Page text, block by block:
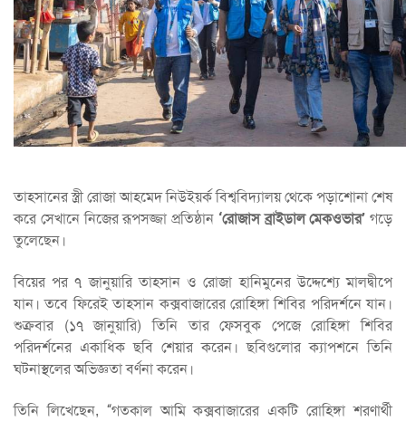
তাহসানের স্ত্রী রোজা আহমেদ নিউইয়র্ক বিশ্ববিদ্যালয় থেকে পড়াশোনা শেষ
করে সেখানে নিজের রূপসজ্জা প্রতিষ্ঠান ‘রোজাস ব্রাইডাল মেকওভার’ গড়ে
তুলেছেন।
বিয়ের পর ৭ জানুয়ারি তাহসান ও রোজা হানিমুনের উদ্দেশ্যে মালদ্বীপে
যান। তবে ফিরেই তাহসান কক্সবাজারের রোহিঙ্গা শিবির পরিদর্শনে যান।
শুক্রবার (১৭ জানুয়ারি) তিনি তার ফেসবুক পেজে রোহিঙ্গা শিবির
পরিদর্শনের একাধিক ছবি শেয়ার করেন। ছবিগুলোর ক্যাপশনে তিনি
ঘটনাস্থলের অভিজ্ঞতা বর্ণনা করেন।
তিনি লিখেছেন, “গতকাল আমি কক্সবাজারের একটি রোহিঙ্গা শরণার্থী